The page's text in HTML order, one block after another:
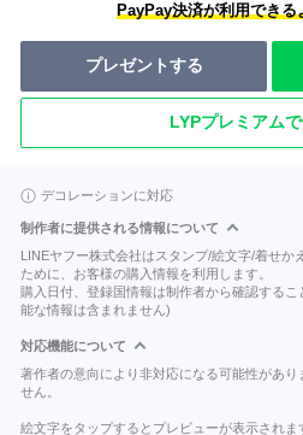
PayPay決済が利用できる
プレゼントする
LYPプレミアム
デコレーションに対応
制作者に提供される情報について
LINEヤフー株式会社はスタンプ/絵文字/着せか
ために、お客様の購入情報を利用します。
購入日付、登録国情報は制作者から確認する
能な情報は含まれません)
対応機能について
著作者の意向により非対応になる可能性があ
せん。
絵文字をタップするとプレビューが表示されま